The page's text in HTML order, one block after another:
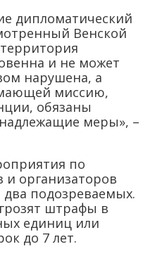
дипломатический
Венской
и не может
нарушена, а
миссию,
обязаны
меры», –
по
организаторов
два подозреваемых.
штрафы в
единиц или
до 7 лет.